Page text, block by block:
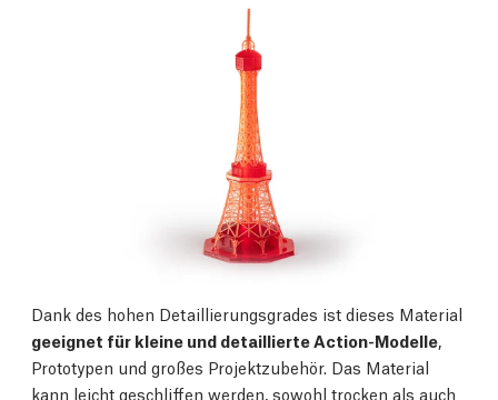
Dank des hohen Detaillierungsgrades ist dieses Material
geeignet für kleine und detaillierte Action-Modelle
Prototypen und großes Projektzubehör. Das Material
kann leicht geschliffen werden, sowohl trocken als auch